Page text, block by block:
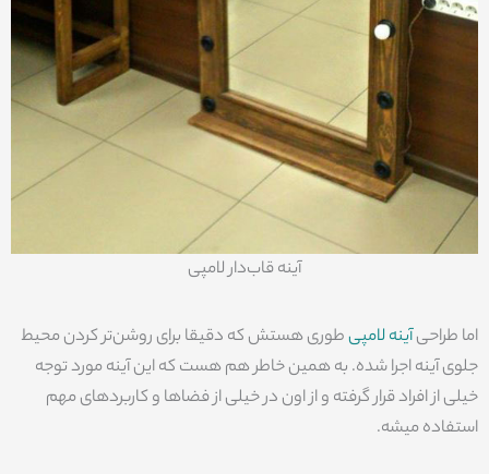
آینه قاب‌دار لامپی
اما طراحیآینه لامپیطوری هستش که دقیقا برای روشن‌تر کردن محیط
جلوی آینه اجرا شده. به همین خاطر هم هست که این آینه مورد توجه
خیلی از افراد قرار گرفته و از اون در خیلی از فضاها و کاربردهای مهم
استفاده میشه.